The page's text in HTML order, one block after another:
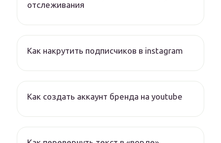
отслеживания
Как накрутить подписчиков в instagram
Как создать аккаунт бренда на youtube